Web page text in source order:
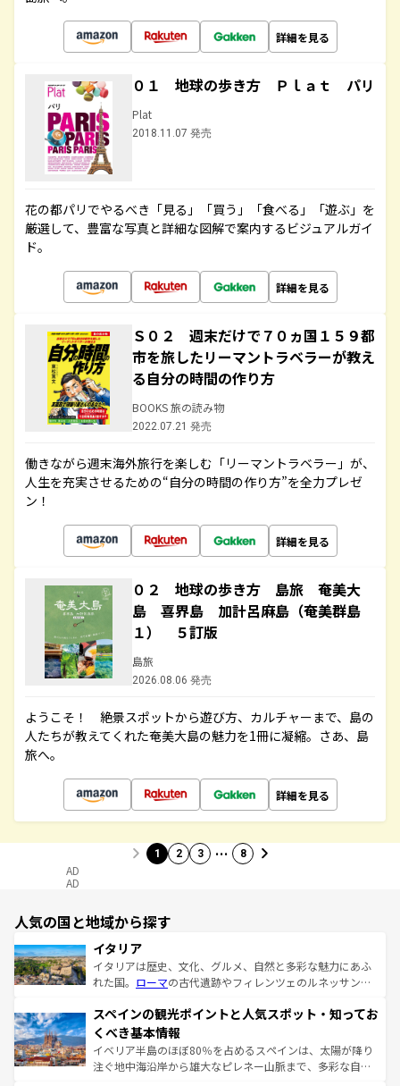
詳細を見る
０１ 地球の歩き方 Ｐｌａｔ パリ
Plat
2018.11.07 発売
花の都パリでやるべき「見る」「買う」「食べる」「遊ぶ」を
厳選して、豊富な写真と詳細な図解で案内するビジュアルガイ
ド。
詳細を見る
Ｓ０２ 週末だけで７０ヵ国１５９都
市を旅したリーマントラベラーが教え
る自分の時間の作り方
BOOKS 旅の読み物
2022.07.21 発売
働きながら週末海外旅行を楽しむ「リーマントラベラー」が、
人生を充実させるための“自分の時間の作り方”を全力プレゼ
ン！
詳細を見る
０２ 地球の歩き方 島旅 奄美大
島 喜界島 加計呂麻島（奄美群島
１） ５訂版
島旅
2026.08.06 発売
ようこそ！ 絶景スポットから遊び方、カルチャーまで、島の
人たちが教えてくれた奄美大島の魅力を1冊に凝縮。さあ、島
旅へ。
詳細を見る
1 2 3 … 8
AD
AD
人気の国と地域から探す
イタリア
イタリアは歴史、文化、グルメ、自然と多彩な魅力にあふ
れた国。 ローマの古代遺跡やフィレンツェのルネッサンス
ろん、トスカーナの美しい田園風景やアマルフィ海岸の絶
景など、自然景観も見逃せない。観光の合間には、本場の
ピザやパスタなど、絶品のイタリア料理を堪能することも
できる。朝目覚めてから夜眠るまで、すべての瞬間を楽し
スペインの観光ポイントと人気スポット・知ってお
くべき基本情報
イベリア半島のほぼ80％を占めるスペインは、太陽が降り
注ぐ地中海沿岸から雄大なピレネー山脈まで、多彩な自然